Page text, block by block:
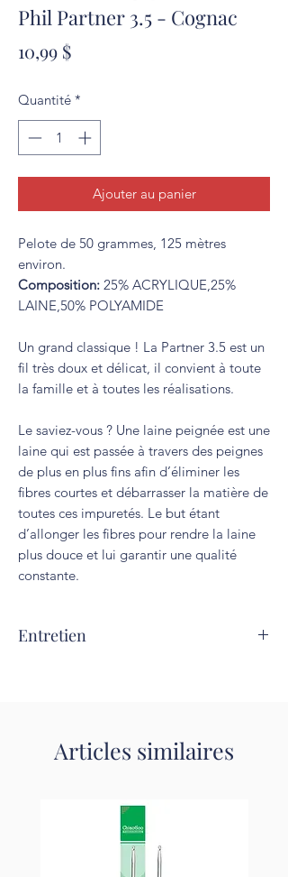
Phil Partner 3.5 - Cognac
10,99 $Prix
Quantité *
Ajouter au panier
Pelote de 50 grammes, 125 mètres
environ.
Composition: 25% ACRYLIQUE,25%
LAINE,50% POLYAMIDE
Un grand classique ! La Partner 3.5 est un
fil très doux et délicat, il convient à toute
la famille et à toutes les réalisations.
Le saviez-vous ? Une laine peignée est une
laine qui est passée à travers des peignes
de plus en plus fins afin d’éliminer les
fibres courtes et débarrasser la matière de
toutes ces impuretés. Le but étant
d’allonger les fibres pour rendre la laine
plus douce et lui garantir une qualité
constante.
Entretien
Articles similaires